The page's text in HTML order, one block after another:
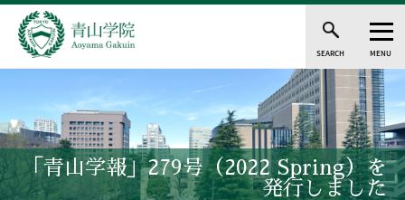
SEARCH MENU
「青山学報」279号（2022 Spring）を
発行しました